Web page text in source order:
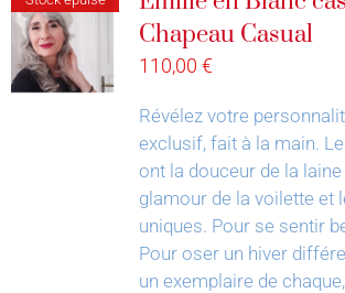
Chapeau Casual
110,00 €
Révélez votre
exclusif, fait à la main.
ont la douceur de la
glamour de la voilette et
uniques. Pour se sentir
Pour oser un hiver
un exemplaire de